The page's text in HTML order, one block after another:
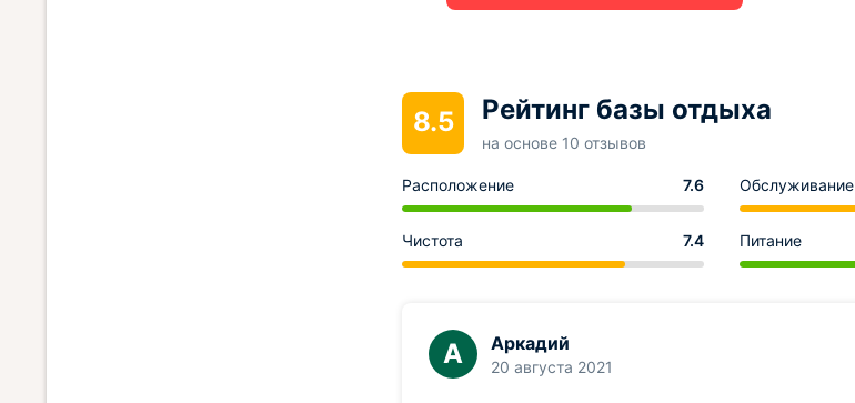
8.5 Рейтинг базы отдыха
на основе 10 отзывов
Расположение 7.6 Обслуживание
Чистота 7.4 Питание
А Аркадий
20 августа 2021